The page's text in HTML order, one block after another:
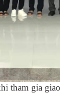
tham gia